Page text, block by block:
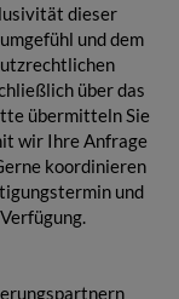
dieser
und dem
über das
übermitteln Sie
wir Ihre Anfrage
koordinieren
und